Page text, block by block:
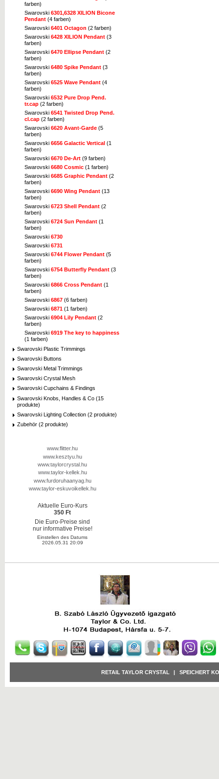
farben)
Swarovski 6301,6328 XILION Bicone
Pendant (4 farben)
Swarovski 6401 Octagon (2 farben)
Swarovski 6428 XILION Pendant (3
farben)
Swarovski 6470 Ellipse Pendant (2
farben)
Swarovski 6480 Spike Pendant (3
farben)
Swarovski 6525 Wave Pendant (4
farben)
Swarovski 6532 Pure Drop Pend.
tr.cap (2 farben)
Swarovski 6541 Twisted Drop Pend.
cl.cap (2 farben)
Swarovski 6620 Avant-Garde (5
farben)
Swarovski 6656 Galactic Vertical (1
farben)
Swarovski 6670 De-Art (9 farben)
Swarovski 6680 Cosmic (1 farben)
Swarovski 6685 Graphic Pendant (2
farben)
Swarovski 6690 Wing Pendant (13
farben)
Swarovski 6723 Shell Pendant (2
farben)
Swarovski 6724 Sun Pendant (1
farben)
Swarovski 6730
Swarovski 6731
Swarovski 6744 Flower Pendant (5
farben)
Swarovski 6754 Butterfly Pendant (3
farben)
Swarovski 6866 Cross Pendant (1
farben)
Swarovski 6867 (6 farben)
Swarovski 6871 (1 farben)
Swarovski 6904 Lily Pendant (2
farben)
Swarovski 6919 The key to happiness
(1 farben)
Swarovski Plastic Trimmings
Swarovski Buttons
Swarovski Metal Trimmings
Swarovski Crystal Mesh
Swarovski Cupchains & Findings
Swarovski Knobs, Handles & Co (15
produkte)
Swarovski Lighting Collection (2 produkte)
Zubehör (2 produkte)
www.flitter.hu
www.kesztyu.hu
www.taylorcrystal.hu
www.taylor-kellek.hu
www.furdoruhaanyag.hu
www.taylor-eskuvoikellek.hu
Aktuelle Euro-Kurs
350 Ft
Die Euro-Preise sind
nur informative Preise!
Einstellen des Datums
2026.05.31 20:09
RETAIL TAYLOR CRYSTAL SPEICHERT